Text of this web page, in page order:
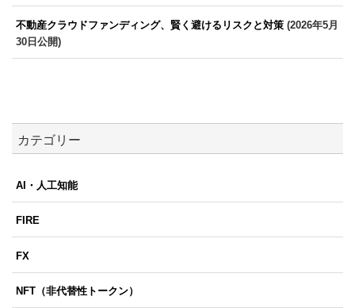
不動産クラウドファンディング、賢く避けるリスクと対策 (2026年5月
30日公開)
カテゴリー
AI・人工知能
FIRE
FX
NFT（非代替性トークン）